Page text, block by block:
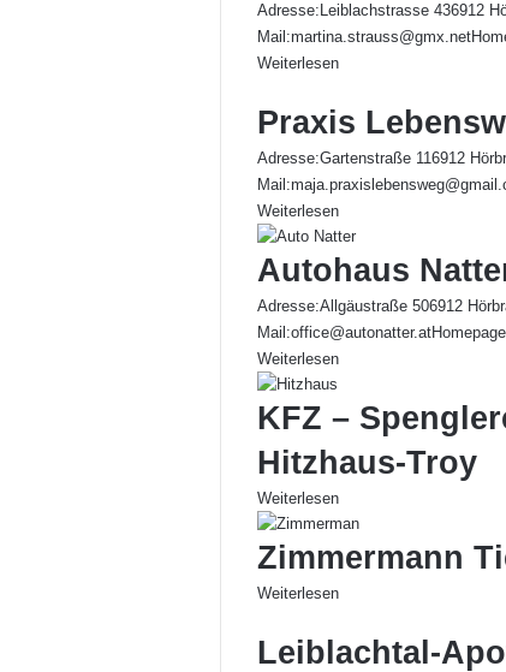
Adresse:Leiblachstrasse 436912
Weiterlesen
Praxis
Adresse:Gartenstraße 116912
Weiterlesen
Autohaus
Adresse:Allgäustraße 506912
Weiterlesen
KFZ –
Hitzhaus-Troy
Weiterlesen
Zimmermann
Weiterlesen
Leiblachtal-